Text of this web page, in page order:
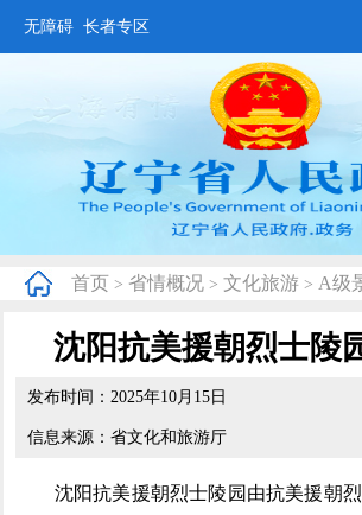
无障碍 长者专区
要闻动态
政务公开
互动交流
数据发布
省情概况
首页 > 省情概况 > 文化旅游 > A级
沈阳抗美援朝烈士陵
发布时间：2025年10月15日
信息来源：省文化和旅游厅
沈阳抗美援朝烈士陵园由抗美援朝